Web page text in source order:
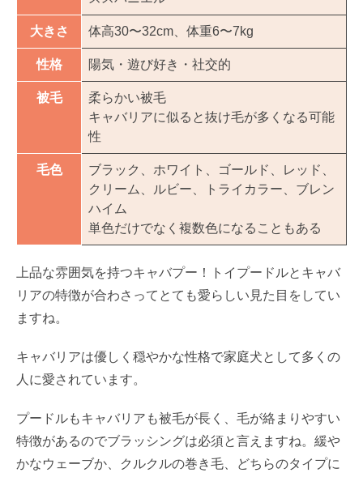
大きさ 体高30〜32cm、体重6〜7kg
性格 陽気・遊び好き・社交的
被毛
柔らかい被毛
キャバリアに似ると抜け毛が多くなる可能
性
毛色
ブラック、ホワイト、ゴールド、レッド、
クリーム、ルビー、トライカラー、ブレン
ハイム
単色だけでなく複数色になることもある
上品な雰囲気を持つキャバプー！トイプードルとキャバ
リアの特徴が合わさってとても愛らしい見た目をしてい
ますね。
キャバリアは優しく穏やかな性格で家庭犬として多くの
人に愛されています。
プードルもキャバリアも被毛が長く、毛が絡まりやすい
特徴があるのでブラッシングは必須と言えますね。緩や
かなウェーブか、クルクルの巻き毛、どちらのタイプに